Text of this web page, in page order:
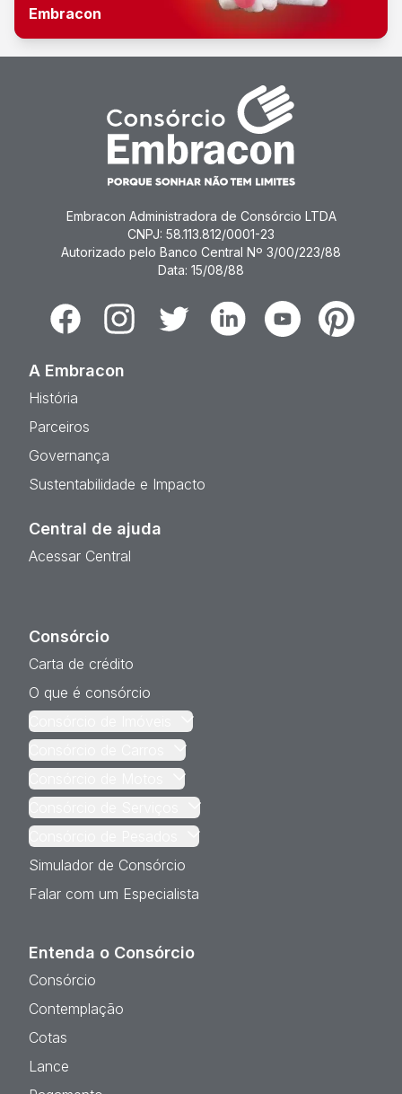
Embracon
Embracon Administradora de Consórcio LTDA
CNPJ: 58.113.812/0001-23
Autorizado pelo Banco Central Nº 3/00/223/88
Data: 15/08/88
FacebookInstagramTwitter LinkedinYoutubePinterest
A Embracon
História
Parceiros
Governança
Sustentabilidade e Impacto
Central de ajuda
Acessar Central
Consórcio
Carta de crédito
O que é consórcio
Simulador de Consórcio
Falar com um Especialista
Entenda o Consórcio
Consórcio
Contemplação
Cotas
Lance